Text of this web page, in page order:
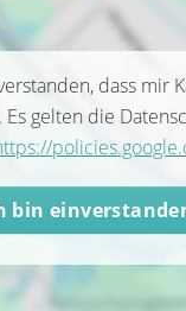
dass mir
gelten die
bin